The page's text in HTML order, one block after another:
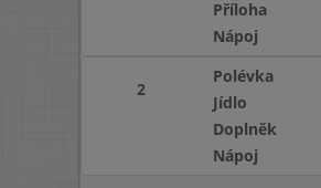
Příloha
Nápoj
2
Polévka
Jídlo
Doplněk
Nápoj